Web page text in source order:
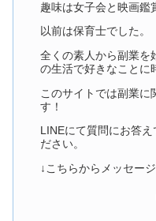
趣味は女子会と映画鑑
以前は保育士でした。
全くの素人から副業を
の生活で好きなことに
このサイトでは副業に
す！
LINEにて質問にお答
ださい。
↓こちらからメッセー